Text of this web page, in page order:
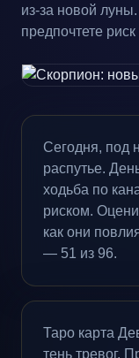
из-за новой
предпочтете
Сегодня, под
распутье.
ходьба по
риском.
как они
— 51 из 96.
Таро карта
тень тревог.